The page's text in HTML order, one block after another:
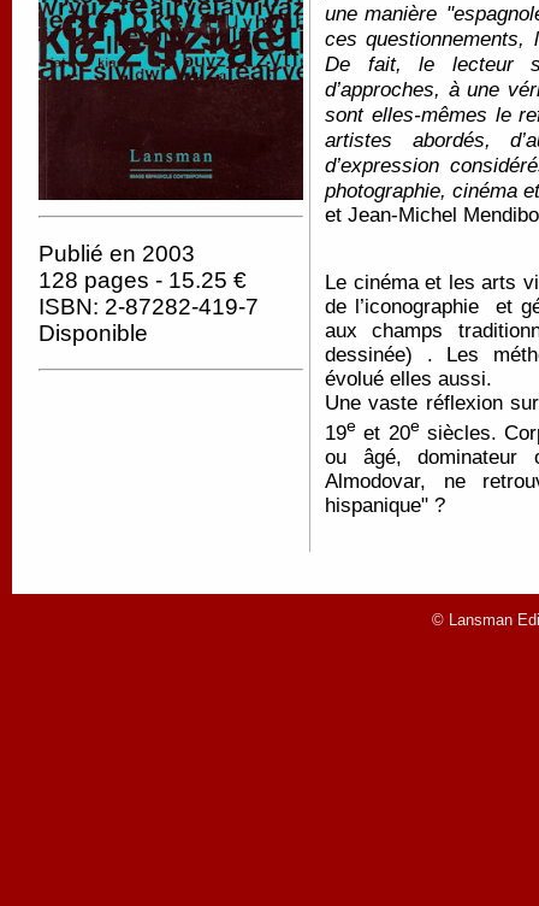
Publié en 2003
128 pages - 15.25 €
ISBN: 2-87282-419-7
Disponible
une manière "
ces questionnements,
De fait, le lecteur
d’approches, à une
sont elles-mêmes le
artistes abordés,
d’expression
photographie, cinéma
et Jean-Michel
Le cinéma et les arts
de l’iconographie
et
aux champs
dessinée) . Les
évolué elles aussi.
Une vaste réflexion
19e et 20esiècles.
ou âgé,
Almodovar, ne
hispanique" ?
© Lansman